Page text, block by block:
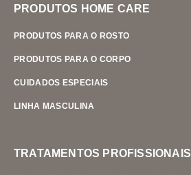
PRODUTOS HOME CARE
PRODUTOS PARA O ROSTO
PRODUTOS PARA O CORPO
CUIDADOS ESPECIAIS
LINHA MASCULINA
TRATAMENTOS PROFISSIONAIS